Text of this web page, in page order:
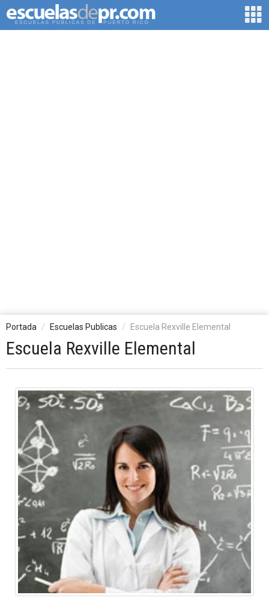
Portada Escuelas Publicas Escuela Rexville Elemental
Escuela Rexville Elemental